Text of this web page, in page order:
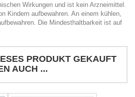
Wirkungen und ist kein Arzneimittel.
Kindern aufbewahren. An einem kühlen,
Die Mindesthaltbarkeit ist auf
PRODUKT GEKAUFT
AUCH ...